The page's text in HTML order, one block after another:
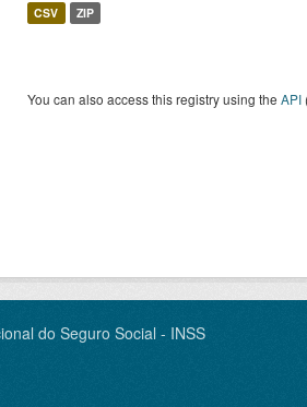
CSV ZIP
You can also access this registry using the API
do Seguro Social - INSS